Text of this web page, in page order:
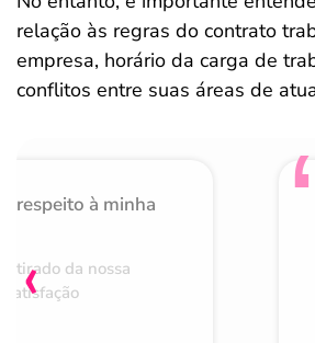
relação às regras do contrato
empresa, horário da carga de
conflitos entre suas áreas de
respeito à minha
da nossa
‹